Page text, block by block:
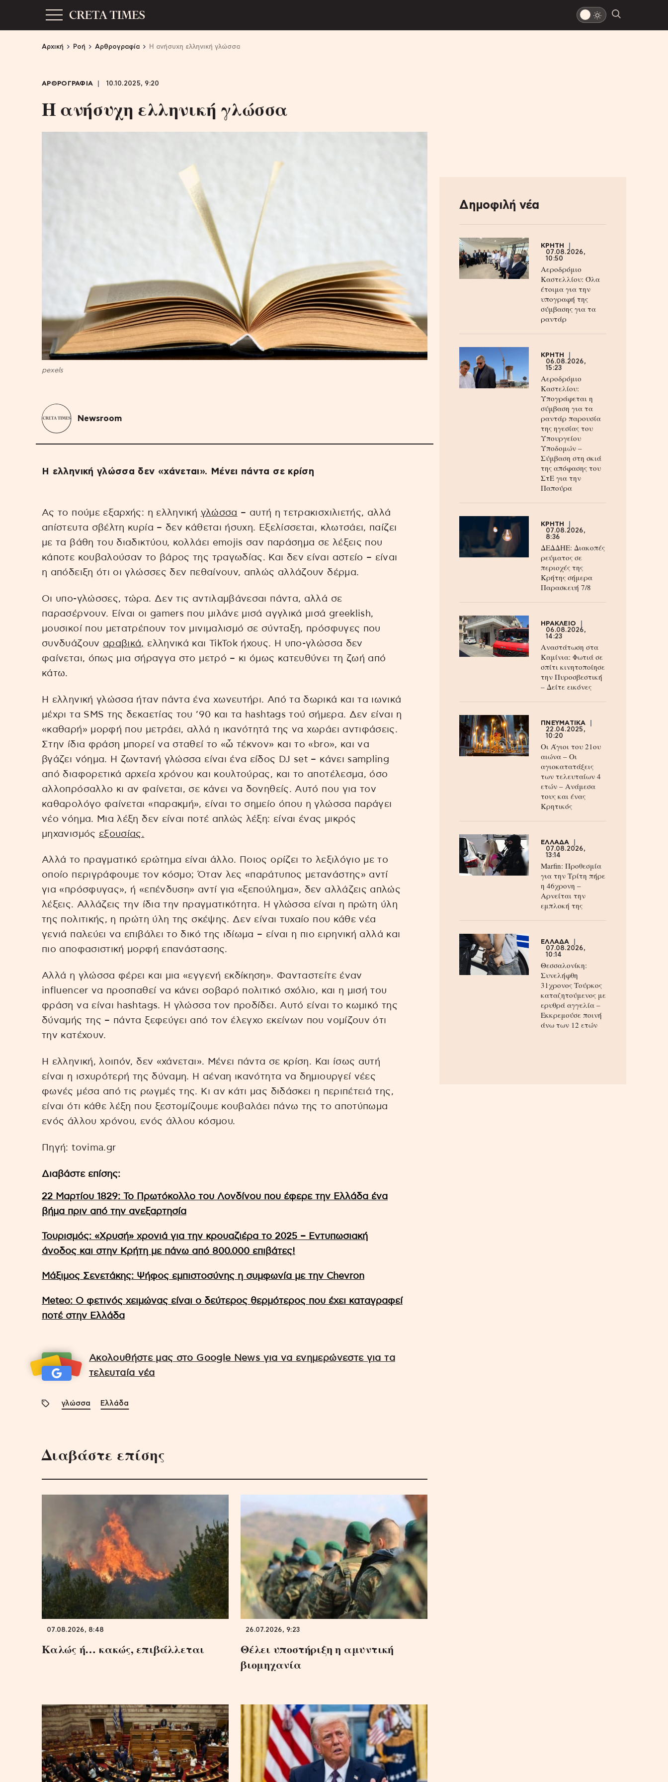
Αρχική Ροή Αρθρογραφία Η ανήσυχη ελληνική γλώσσα
ΑΡΘΡΟΓΡΑΦΙΑ 10.10.2025, 9:20
Η ανήσυχη ελληνική γλώσσα
pexels
Newsroom
Η ελληνική γλώσσα δεν «χάνεται». Μένει πάντα σε κρίση
Ας το πούμε εξαρχής: η ελληνική γλώσσα – αυτή η τετρακισχιλιετής, αλλά
απίστευτα σβέλτη κυρία – δεν κάθεται ήσυχη. Εξελίσσεται, κλωτσάει, παίζει
με τα βάθη του διαδικτύου, κολλάει emojis σαν παράσημα σε λέξεις που
κάποτε κουβαλούσαν το βάρος της τραγωδίας. Και δεν είναι αστείο – είναι
η απόδειξη ότι οι γλώσσες δεν πεθαίνουν, απλώς αλλάζουν δέρμα.
Οι υπο-γλώσσες, τώρα. Δεν τις αντιλαμβάνεσαι πάντα, αλλά σε
παρασέρνουν. Είναι οι gamers που μιλάνε μισά αγγλικά μισά greeklish,
μουσικοί που μετατρέπουν τον μινιμαλισμό σε σύνταξη, πρόσφυγες που
συνδυάζουν αραβικά, ελληνικά και TikTok ήχους. Η υπο-γλώσσα δεν
φαίνεται, όπως μια σήραγγα στο μετρό – κι όμως κατευθύνει τη ζωή από
κάτω.
Η ελληνική γλώσσα ήταν πάντα ένα χωνευτήρι. Από τα δωρικά και τα ιωνικά
μέχρι τα SMS της δεκαετίας του ’90 και τα hashtags τού σήμερα. Δεν είναι η
«καθαρή» μορφή που μετράει, αλλά η ικανότητά της να χωράει αντιφάσεις.
Στην ίδια φράση μπορεί να σταθεί το «ὦ τέκνον» και το «bro», και να
βγάζει νόημα. Η ζωντανή γλώσσα είναι ένα είδος DJ set – κάνει sampling
από διαφορετικά αρχεία χρόνου και κουλτούρας, και το αποτέλεσμα, όσο
αλλοπρόσαλλο κι αν φαίνεται, σε κάνει να δονηθείς. Αυτό που για τον
καθαρολόγο φαίνεται «παρακμή», είναι το σημείο όπου η γλώσσα παράγει
νέο νόημα. Μια λέξη δεν είναι ποτέ απλώς λέξη: είναι ένας μικρός
μηχανισμός εξουσίας.
Αλλά το πραγματικό ερώτημα είναι άλλο. Ποιος ορίζει το λεξιλόγιο με το
οποίο περιγράφουμε τον κόσμο; Όταν λες «παράτυπος μετανάστης» αντί
για «πρόσφυγας», ή «επένδυση» αντί για «ξεπούλημα», δεν αλλάζεις απλώς
λέξεις. Αλλάζεις την ίδια την πραγματικότητα. Η γλώσσα είναι η πρώτη ύλη
της πολιτικής, η πρώτη ύλη της σκέψης. Δεν είναι τυχαίο που κάθε νέα
γενιά παλεύει να επιβάλει το δικό της ιδίωμα – είναι η πιο ειρηνική αλλά και
πιο αποφασιστική μορφή επανάστασης.
Αλλά η γλώσσα φέρει και μια «εγγενή εκδίκηση». Φανταστείτε έναν
influencer να προσπαθεί να κάνει σοβαρό πολιτικό σχόλιο, και η μισή του
φράση να είναι hashtags. Η γλώσσα τον προδίδει. Αυτό είναι το κωμικό της
δύναμής της – πάντα ξεφεύγει από τον έλεγχο εκείνων που νομίζουν ότι
την κατέχουν.
Η ελληνική, λοιπόν, δεν «χάνεται». Μένει πάντα σε κρίση. Και ίσως αυτή
είναι η ισχυρότερή της δύναμη. Η αέναη ικανότητα να δημιουργεί νέες
φωνές μέσα από τις ρωγμές της. Κι αν κάτι μας διδάσκει η περιπέτειά της,
είναι ότι κάθε λέξη που ξεστομίζουμε κουβαλάει πάνω της το αποτύπωμα
ενός άλλου χρόνου, ενός άλλου κόσμου.
Πηγή: tovima.gr
Διαβάστε επίσης:
22 Μαρτίου 1829: Το Πρωτόκολλο του Λονδίνου που έφερε την Ελλάδα ένα
βήμα πριν από την ανεξαρτησία
Τουρισμός: «Χρυσή» χρονιά για την κρουαζιέρα το 2025 – Εντυπωσιακή
άνοδος και στην Κρήτη με πάνω από 800.000 επιβάτες!
Μάξιμος Σενετάκης: Ψήφος εμπιστοσύνης η συμφωνία με την Chevron
Meteo: Ο φετινός χειμώνας είναι ο δεύτερος θερμότερος που έχει καταγραφεί
ποτέ στην Ελλάδα
Ακολουθήστε μας στο Google News για να ενημερώνεστε για τα
τελευταία νέα
γλώσσα Ελλάδα
Διαβάστε επίσης
07.08.2026, 8:48
Καλώς ή… κακώς, επιβάλλεται
26.07.2026, 9:23
Θέλει υποστήριξη η αμυντική
βιομηχανία
Δημοφιλή νέα
ΚΡΗΤΗ
07.08.2026,
10:50
Αεροδρόμιο
Καστελλίου: Όλα
έτοιμα για την
υπογραφή της
σύμβασης για τα
ραντάρ
ΚΡΗΤΗ
06.08.2026,
15:23
Αεροδρόμιο
Καστελίου:
Υπογράφεται η
σύμβαση για τα
ραντάρ παρουσία
της ηγεσίας του
Υπουργείου
Υποδομών –
Σύμβαση στη σκιά
της απόφασης του
ΣτΕ για την
Παπούρα
ΚΡΗΤΗ
07.08.2026,
8:36
ΔΕΔΔΗΕ: Διακοπές
ρεύματος σε
περιοχές της
Κρήτης σήμερα
Παρασκευή 7/8
ΗΡΑΚΛΕΙΟ
06.08.2026,
14:23
Αναστάτωση στα
Καμίνια: Φωτιά σε
σπίτι κινητοποίησε
την Πυροσβεστική
– Δείτε εικόνες
ΠΝΕΥΜΑΤΙΚΑ
22.04.2025,
10:20
Οι Άγιοι του 21ου
αιώνα – Οι
αγιοκατατάξεις
των τελευταίων 4
ετών – Ανάμεσα
τους και ένας
Κρητικός
ΕΛΛΑΔΑ
07.08.2026,
13:14
Marfin: Προθεσμία
για την Τρίτη πήρε
η 46χρονη –
Aρνείται την
εμπλοκή της
ΕΛΛΑΔΑ
07.08.2026,
10:14
Θεσσαλονίκη:
Συνελήφθη
31χρονος Τούρκος
καταζητούμενος με
ερυθρά αγγελία –
Εκκρεμούσε ποινή
άνω των 12 ετών